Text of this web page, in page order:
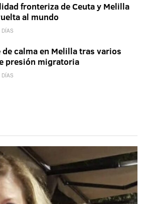
fronteriza de Ceuta y Melilla
al mundo
DÍAS
de calma en Melilla tras varios
presión migratoria
DÍAS